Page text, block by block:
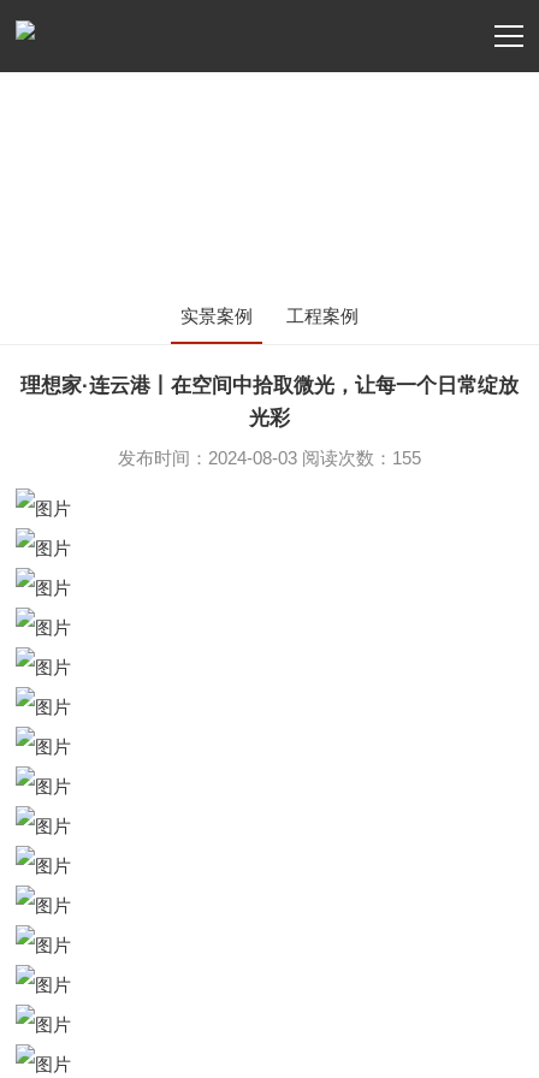
实景案例 工程案例
理想家·连云港丨在空间中拾取微光，让每一个日常绽放
光彩
发布时间：2024-08-03 阅读次数：155